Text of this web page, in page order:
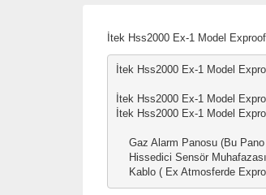
İtek Hss2000 Ex-1 Model
İtek Hss2000 Ex-1 Model
İtek Hss2000 Ex-1 Model
İtek Hss2000 Ex-1 Model
Gaz Alarm Panosu (Bu Pano
    Hissedici Sensör Muhafazası
Kablo ( Ex Atmosferde